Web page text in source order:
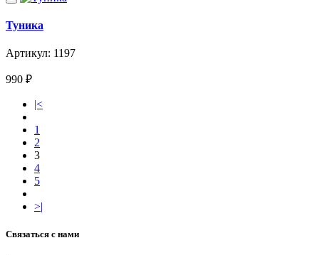
Туника
Артикул: 1197
990 ₽
|<
1
2
3
4
5
>|
Связаться с нами